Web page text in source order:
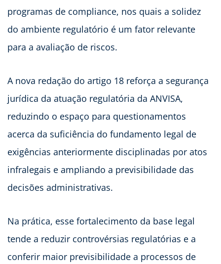
programas de compliance, nos quais a solidez
do ambiente regulatório é um fator relevante
para a avaliação de riscos.
A nova redação do artigo 18 reforça a segurança
jurídica da atuação regulatória da ANVISA,
reduzindo o espaço para questionamentos
acerca da suficiência do fundamento legal de
exigências anteriormente disciplinadas por atos
infralegais e ampliando a previsibilidade das
decisões administrativas.
Na prática, esse fortalecimento da base legal
tende a reduzir controvérsias regulatórias e a
conferir maior previsibilidade a processos de